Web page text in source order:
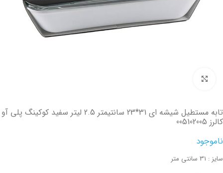
تابه مستطیل شیشه ای 31*23 سانتیمتر 2.5 لیتر سفید کوکینگ پلی آو
کالرز 005102005
ناموجود
سایز : 31 سانتی متر